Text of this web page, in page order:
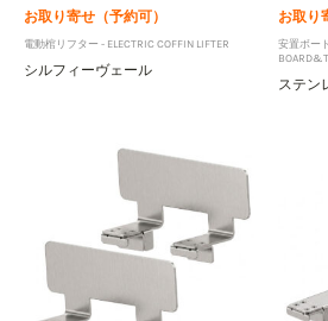
お取り寄せ（予約可）
電動棺リフター - ELECTRIC COFFIN LIFTER
シルフィーヴェール
お取り
安置ボー
ステン